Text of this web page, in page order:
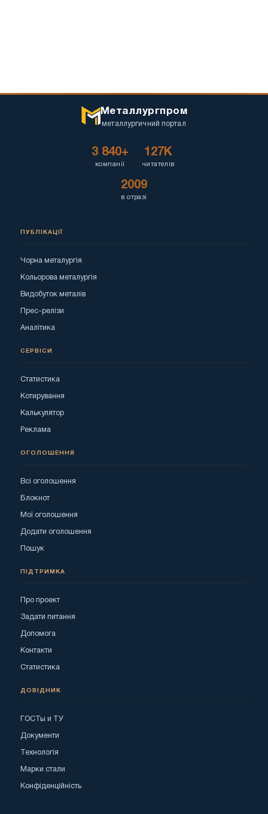
Металлургпром
металлургичний портал
3 840+
компанії
127K
читателів
2009
в отразі
ПУБЛІКАЦІЇ
Чорна металургія
Кольорова металургія
Видобуток металів
Прес-релізи
Аналітика
СЕРВІСИ
Статистика
Котирування
Калькулятор
Реклама
ОГОЛОШЕННЯ
Всі оголошення
Блокнот
Мої оголошення
Додати оголошення
Пошук
ПІДТРИМКА
Про проект
Задати питання
Допомога
Контакти
Статистика
ДОВІДНИК
ГОСТы и ТУ
Документи
Технологія
Марки стали
Конфіденційність